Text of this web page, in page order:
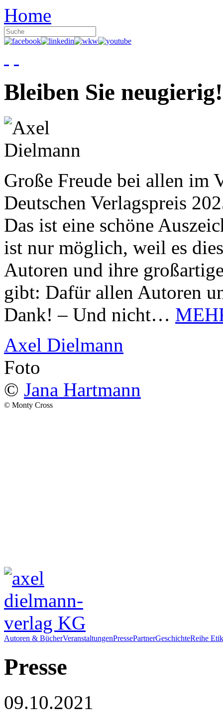
Home
Bleiben Sie neugierig!
Große Freude bei allen im
Deutschen Verlagspreis
Das ist eine schöne
ist nur möglich, weil es
Autoren und ihre
gibt: Dafür allen Autoren
Dank! – Und nicht…
Axel Dielmann
Foto
© Jana Hartmann
© Monty Cross
Autoren & BücherVeranstaltungenPressePartnerGeschichteReihe
Presse
09.10.2021